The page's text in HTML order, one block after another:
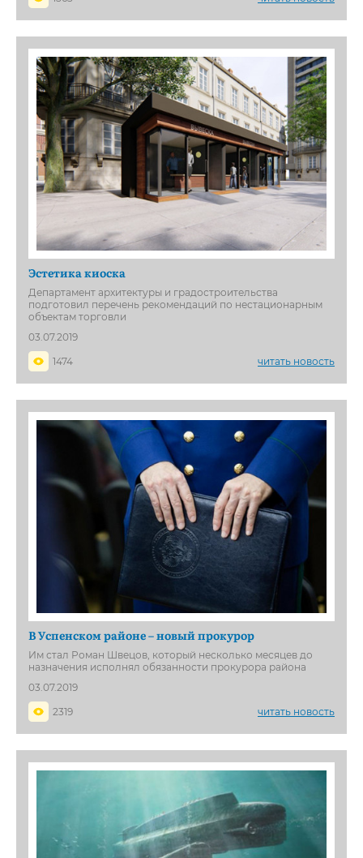
Эстетика киоска
Департамент архитектуры и градостроительства
подготовил перечень рекомендаций по нестационарным
объектам торговли
03.07.2019
1474
читать новость
В Успенском районе – новый прокурор
Им стал Роман Швецов, который несколько месяцев до
назначения исполнял обязанности прокурора района
03.07.2019
2319
читать новость